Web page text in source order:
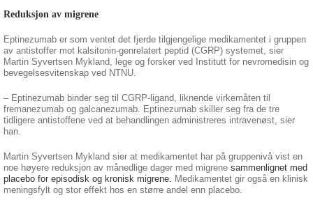
Reduksjon av migrene
Eptinezumab er som ventet det fjerde tilgjengelige medikamentet i gruppen
av antistoffer mot kalsitonin-genrelatert peptid (CGRP) systemet, sier
Martin Syvertsen Mykland, lege og forsker ved Institutt for nevromedisin og
bevegelsesvitenskap ved NTNU.
– Eptinezumab binder seg til CGRP-ligand, liknende virkemåten til
fremanezumab og galcanezumab. Eptinezumab skiller seg fra de tre
tidligere antistoffene ved at behandlingen administreres intravenøst, sier
han.
Martin Syvertsen Mykland sier at medikamentet har på gruppenivå vist en
noe høyere reduksjon av månedlige dager med migrene sammenlignet med
placebo for episodisk og kronisk migrene. Medikamentet gir også en klinisk
meningsfylt og stor effekt hos en større andel enn placebo.